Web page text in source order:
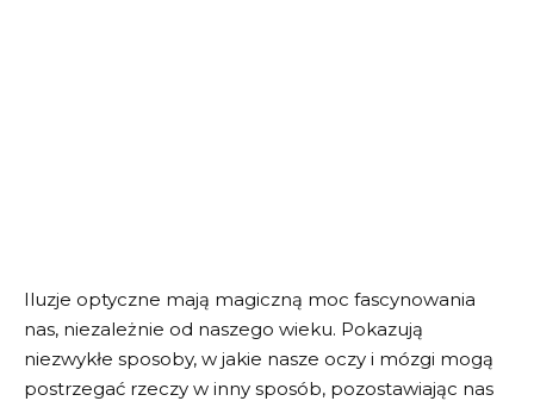
Iluzje optyczne mają magiczną moc fascynowania
nas, niezależnie od naszego wieku. Pokazują
niezwykłe sposoby, w jakie nasze oczy i mózgi mogą
postrzegać rzeczy w inny sposób, pozostawiając nas